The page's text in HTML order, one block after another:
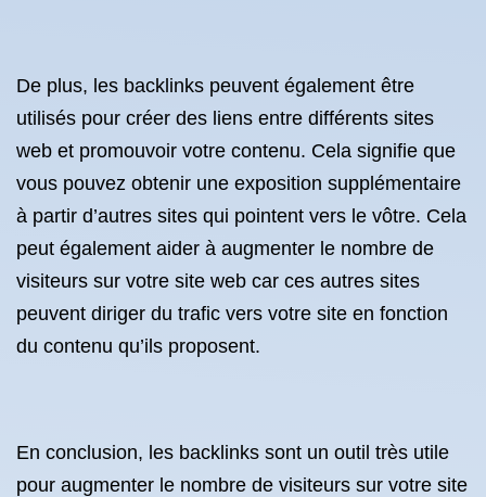
De plus, les backlinks peuvent également être
utilisés pour créer des liens entre différents sites
web et promouvoir votre contenu. Cela signifie que
vous pouvez obtenir une exposition supplémentaire
à partir d’autres sites qui pointent vers le vôtre. Cela
peut également aider à augmenter le nombre de
visiteurs sur votre site web car ces autres sites
peuvent diriger du trafic vers votre site en fonction
du contenu qu’ils proposent.
En conclusion, les backlinks sont un outil très utile
pour augmenter le nombre de visiteurs sur votre site